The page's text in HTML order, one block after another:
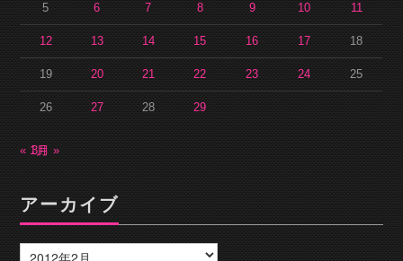
5 6 7 8 9 10 11
12 13 14 15 16 17 18
19 20 21 22 23 24 25
26 27 28 29
« 1月3月 »
アーカイブ
ー